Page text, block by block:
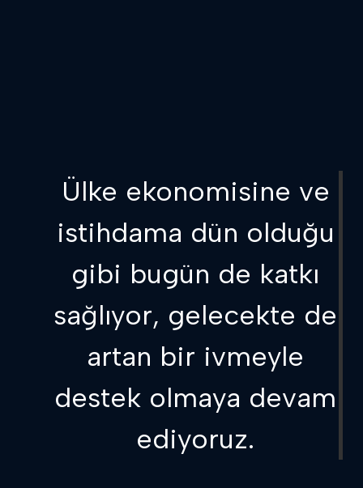
Ülke ekonomisine ve
istihdama dün olduğu
gibi bugün de katkı
sağlıyor, gelecekte de
artan bir ivmeyle
destek olmaya devam
ediyoruz.